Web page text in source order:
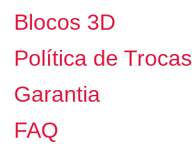
Blocos 3D
Política de Trocas
Garantia
FAQ